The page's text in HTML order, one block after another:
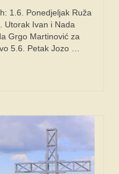
1.6. Ponedjeljak Ruža
Utorak Ivan i Nada
Grgo Martinović za
5.6. Petak Jozo …